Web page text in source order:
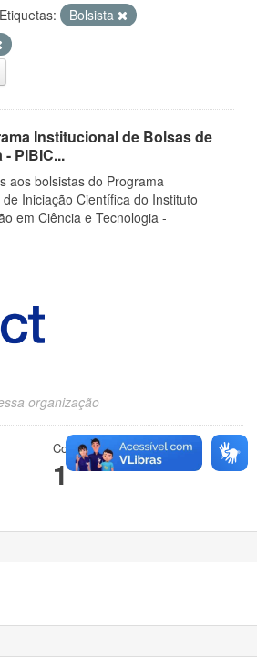
Etiquetas:
Bolsista
Institucional de Bolsas de
PIBIC...
aos bolsistas do Programa
Iniciação Científica do Instituto
em Ciência e Tecnologia -
organização
Conjuntos de dados
1